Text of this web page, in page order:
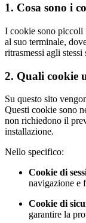
1. Cosa sono i
I cookie sono piccoli
al suo terminale,
ritrasmessi agli
2. Quali cookie
Su questo sito
Questi cookie sono
non richiedono il
installazione.
Nello specifico:
Cookie di
navigazione e
Cookie di
garantire la